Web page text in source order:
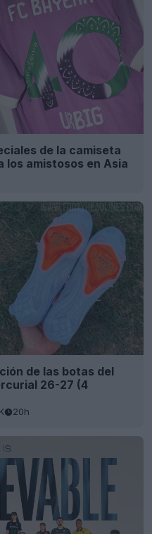
de la camiseta
los amistosos en Asia
de las botas del
26-27 (4
20h